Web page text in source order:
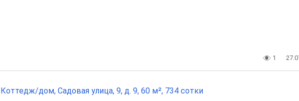
1
Коттедж/дом, Садовая улица, 9, д. 9, 60 м², 734 сотки